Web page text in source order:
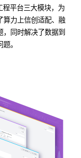
程平台三大模块，为
算力上信创适配、融
同时解决了数据到
。